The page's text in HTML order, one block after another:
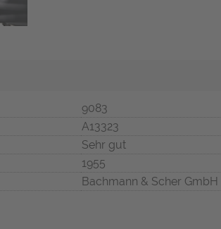
9083
A13323
Sehr gut
1955
Bachmann & Scher GmbH